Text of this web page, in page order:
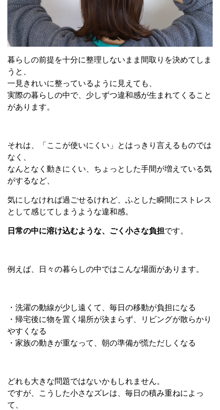
暮らしの前提を十分に整理しないまま間取りを決めてしま
うと、
一見きれいに整っているように見えても、
実際の暮らしの中で、少しずつ違和感が生まれてくること
があります。
それは、「ここが使いにくい」とはっきり言えるものでは
なく、
なんとなく動きにくい、ちょっとした手間が増えている気
がするなど、
気にしなければ過ごせるけれど、ふとした瞬間にストレス
として感じてしまうような違和感。
日常の中に溶け込むような、ごく小さな負担です。
例えば、 日々の暮らしの中ではこんな場面があります。
・洗濯の動線が少し遠くて、毎日の移動が負担になる
・帰宅後に物を置く場所が決まらず、リビングが散らかり
やすくなる
・家族の動きが重なって、朝の準備が慌ただしくなる
どれも大きな問題ではないかもしれません。
ですが、こうした小さなズレは、毎日の積み重ねによっ
て、